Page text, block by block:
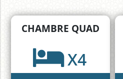
CHAMBRE QUAD
X4